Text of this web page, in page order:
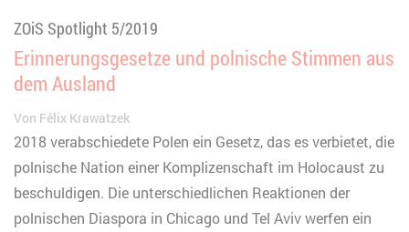
ZOiS Spotlight 5/2019
Erinnerungsgesetze und polnische Stimmen aus
dem Ausland
Von Félix Krawatzek
2018 verabschiedete Polen ein Gesetz, das es verbietet, die
polnische Nation einer Komplizenschaft im Holocaust zu
beschuldigen. Die unterschiedlichen Reaktionen der
polnischen Diaspora in Chicago und Tel Aviv werfen ein